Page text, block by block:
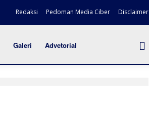
Redaksi Pedoman Media Ciber Disclaimer
Galeri Advetorial